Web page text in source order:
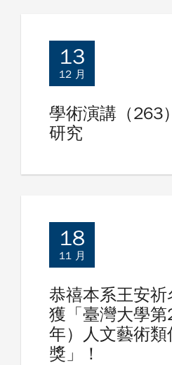
13
12 月
學術演講（263
研究
18
11 月
恭禧本系王安
獲「臺灣大學
年）人文藝術類
獎」！